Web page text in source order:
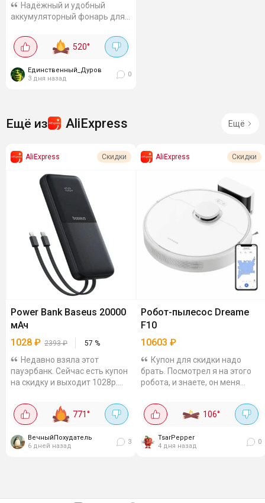
Надёжный и удобный
аккумуляторный фонарь для
походов и аварийных
ситуаций. Компактный, легко
Оснащён 3 COB-
светодиодами,...
520°
Единственный_Дуров
3 дня назад
0
Ещё из AliExpress Ещё
AliExpress Скидки
Power Bank Baseus 20000
мАч
1028 ₽ 2393₽ 57 %
Недавно взяла этот
пауэрбанк. Сейчас есть купон
на скидку и выходит 1028р.
цена! Кстати, пришёл он
буквально через неделю
после заказа. Мне...
771°
ВечныйПохудатель
6 дней назад
3
AliExpress Скидки
Робот-пылесос Dreame
F10
10603 ₽
Купон для скидки надо
брать. Посмотрел я на этого
робота, и знаете, он меня
деньги. Мощность
всасывания 13000 Па, что для
бюджетного сегмента...
106°
TsarPepper
4 дня назад
0